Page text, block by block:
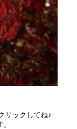
リックしてね♪